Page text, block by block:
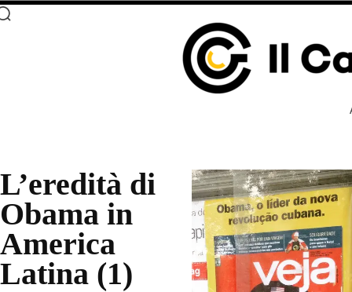
L’eredità di
Obama in
America
Latina (1)